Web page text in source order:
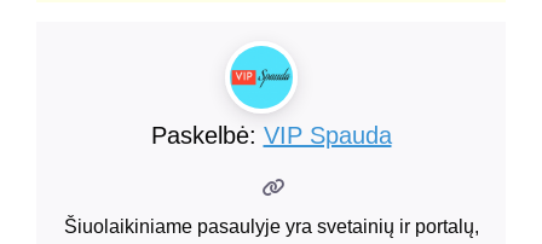
Paskelbė: VIP Spauda
Šiuolaikiniame pasaulyje yra svetainių ir portalų,